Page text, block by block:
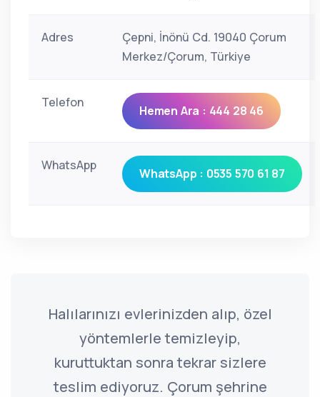
Adres
Çepni, İnönü Cd. 19040 Çorum
Merkez/Çorum, Türkiye
Telefon
Hemen Ara : 444 28 46
WhatsApp
WhatsApp : 0535 570 61 87
Halılarınızı evlerinizden alıp, özel
yöntemlerle temizleyip,
kuruttuktan sonra tekrar sizlere
teslim ediyoruz. Çorum şehrine